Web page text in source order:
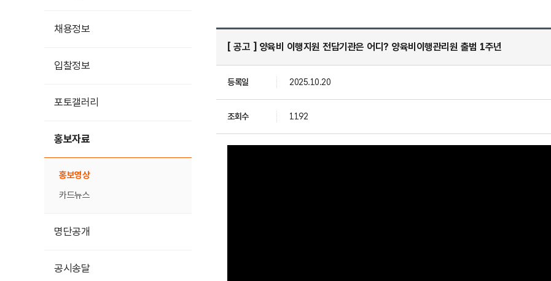
채용정보
입찰정보
포토갤러리
홍보자료
홍보영상
카드뉴스
명단공개
공시송달
[ 공고 ] 양육비 이행지원 전담기관은 어디? 양육비이행관리원 출범 1주년
등록일 2025.10.20
조회수 1192